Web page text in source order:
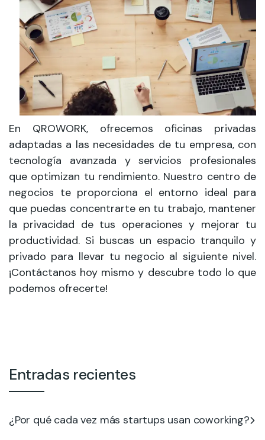
En QROWORK, ofrecemos oficinas privadas
adaptadas a las necesidades de tu empresa, con
tecnología avanzada y servicios profesionales
que optimizan tu rendimiento. Nuestro centro de
negocios te proporciona el entorno ideal para
que puedas concentrarte en tu trabajo, mantener
la privacidad de tus operaciones y mejorar tu
productividad. Si buscas un espacio tranquilo y
privado para llevar tu negocio al siguiente nivel.
¡Contáctanos hoy mismo y descubre todo lo que
podemos ofrecerte!
Entradas recientes
¿Por qué cada vez más startups usan coworking?